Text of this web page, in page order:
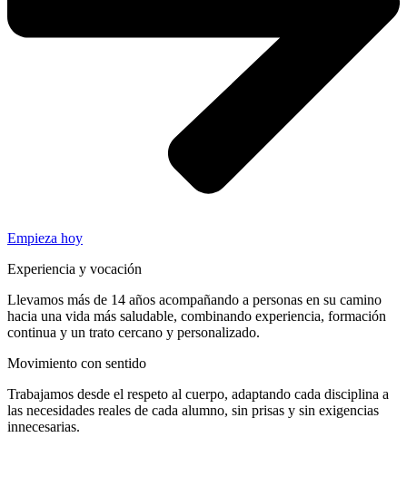
Empieza hoy
Experiencia y vocación
Llevamos más de 14 años acompañando a personas en su camino
hacia una vida más saludable, combinando experiencia, formación
continua y un trato cercano y personalizado.
Movimiento con sentido
Trabajamos desde el respeto al cuerpo, adaptando cada disciplina a
las necesidades reales de cada alumno, sin prisas y sin exigencias
innecesarias.